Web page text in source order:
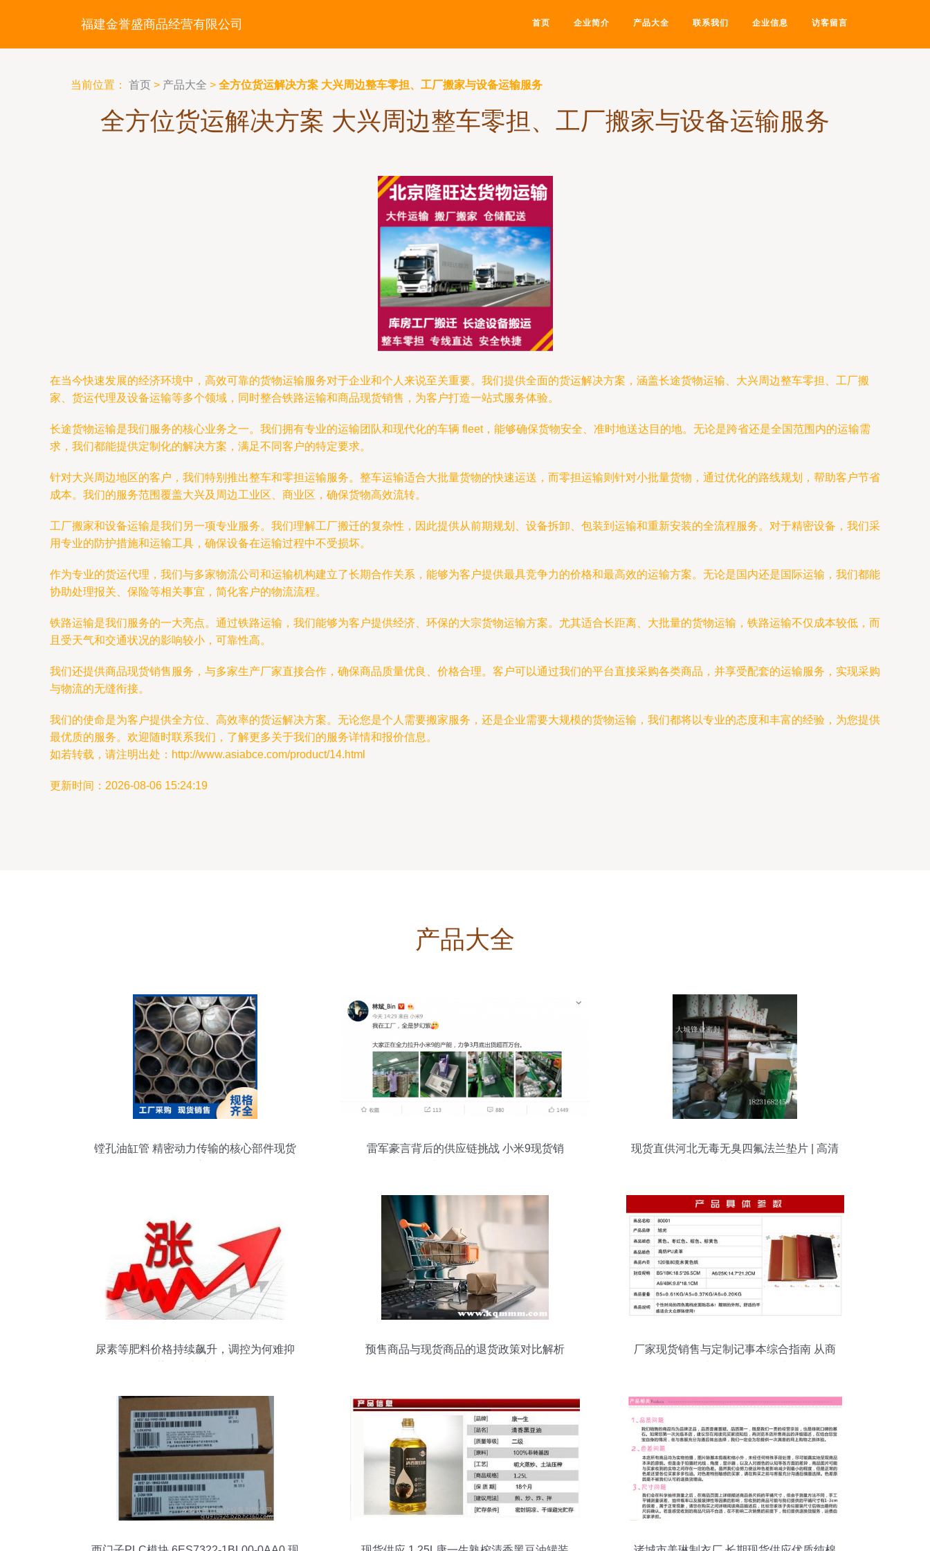
福建金誉盛商品经营有限公司 首页 企业简介 产品大全 联系我们 企业信息 访客留言
当前位置： 首页 > 产品大全 > 全方位货运解决方案 大兴周边整车零担、工厂搬家与设备运输服务
全方位货运解决方案 大兴周边整车零担、工厂搬家与设备运输服务
在当今快速发展的经济环境中，高效可靠的货物运输服务对于企业和个人来说至关重要。我们提供全面的货运解决方案，涵盖长途货物运输、大兴周边整车零担、工厂搬
家、货运代理及设备运输等多个领域，同时整合铁路运输和商品现货销售，为客户打造一站式服务体验。
长途货物运输是我们服务的核心业务之一。我们拥有专业的运输团队和现代化的车辆 fleet，能够确保货物安全、准时地送达目的地。无论是跨省还是全国范围内的运输需
求，我们都能提供定制化的解决方案，满足不同客户的特定要求。
针对大兴周边地区的客户，我们特别推出整车和零担运输服务。整车运输适合大批量货物的快速运送，而零担运输则针对小批量货物，通过优化的路线规划，帮助客户节省
成本。我们的服务范围覆盖大兴及周边工业区、商业区，确保货物高效流转。
工厂搬家和设备运输是我们另一项专业服务。我们理解工厂搬迁的复杂性，因此提供从前期规划、设备拆卸、包装到运输和重新安装的全流程服务。对于精密设备，我们采
用专业的防护措施和运输工具，确保设备在运输过程中不受损坏。
作为专业的货运代理，我们与多家物流公司和运输机构建立了长期合作关系，能够为客户提供最具竞争力的价格和最高效的运输方案。无论是国内还是国际运输，我们都能
协助处理报关、保险等相关事宜，简化客户的物流流程。
铁路运输是我们服务的一大亮点。通过铁路运输，我们能够为客户提供经济、环保的大宗货物运输方案。尤其适合长距离、大批量的货物运输，铁路运输不仅成本较低，而
且受天气和交通状况的影响较小，可靠性高。
我们还提供商品现货销售服务，与多家生产厂家直接合作，确保商品质量优良、价格合理。客户可以通过我们的平台直接采购各类商品，并享受配套的运输服务，实现采购
与物流的无缝衔接。
我们的使命是为客户提供全方位、高效率的货运解决方案。无论您是个人需要搬家服务，还是企业需要大规模的货物运输，我们都将以专业的态度和丰富的经验，为您提供
最优质的服务。欢迎随时联系我们，了解更多关于我们的服务详情和报价信息。
如若转载，请注明出处：http://www.asiabce.com/product/14.html
更新时间：2026-08-06 15:24:19
产品大全
镗孔油缸管 精密动力传输的核心部件现货
雷军豪言背后的供应链挑战 小米9现货销
现货直供河北无毒无臭四氟法兰垫片 | 高清
尿素等肥料价格持续飙升，调控为何难抑
预售商品与现货商品的退货政策对比解析
厂家现货销售与定制记事本综合指南 从商